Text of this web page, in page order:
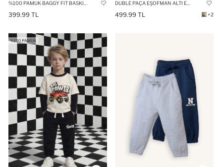
399.99 TL 499.99 TL +2